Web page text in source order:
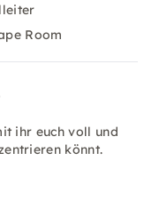
Room
ihr euch voll und
könnt.